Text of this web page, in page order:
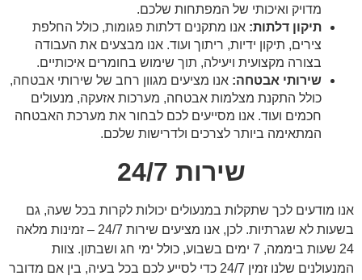
מדויק ואיכותי של המפתחות שלכם.
תיקון דלתות: אנו מתקנים דלתות פגומות, כולל החלפת
צירים, תיקון ידיות, ריתוך ועוד. אנו מבצעים את העבודה
בצורה מקצועית ויעילה, תוך שימוש בחומרים איכותיים.
שירותי אבטחה: אנו מציעים מגוון רחב של שירותי אבטחה,
כולל התקנת מצלמות אבטחה, מערכות אזעקה, מנעולים
חכמים ועוד. אנו מסייעים לכם לבחור את מערכת האבטחה
המתאימה ביותר לצרכים ולדרישות שלכם.
שירות 24/7
אנו מודעים לכך שתקלות במנעולים יכולות לקרות בכל שעה, גם
בשעות לא שגרתיות. לכן, אנו מציעים שירות 24/7 – זמינות מלאה
24 שעות ביממה, 7 ימים בשבוע, כולל ימי חג ושבתון. צוות
המנעולנים שלנו זמין 24/7 כדי לסייע לכם בכל בעיה, בין אם מדובר